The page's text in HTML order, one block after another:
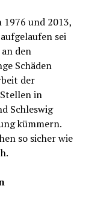
und 2013,
sei
den
Schäden
der
in
Schleswig
kümmern.
so sicher wie